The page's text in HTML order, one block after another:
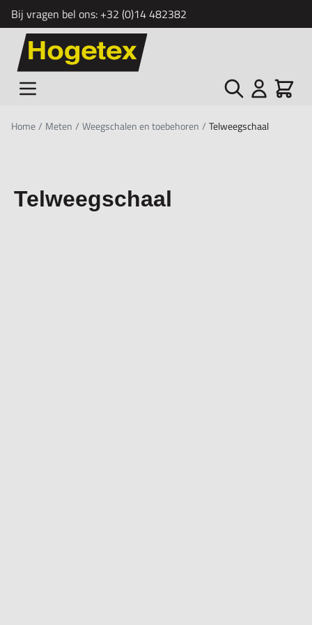
Bij vragen bel ons: +32 (0)14 482382
Ga naar de inhoud
Zoek Cart
Home/ Meten / Weegschalen en toebehoren / Telweegschaal
Telweegschaal